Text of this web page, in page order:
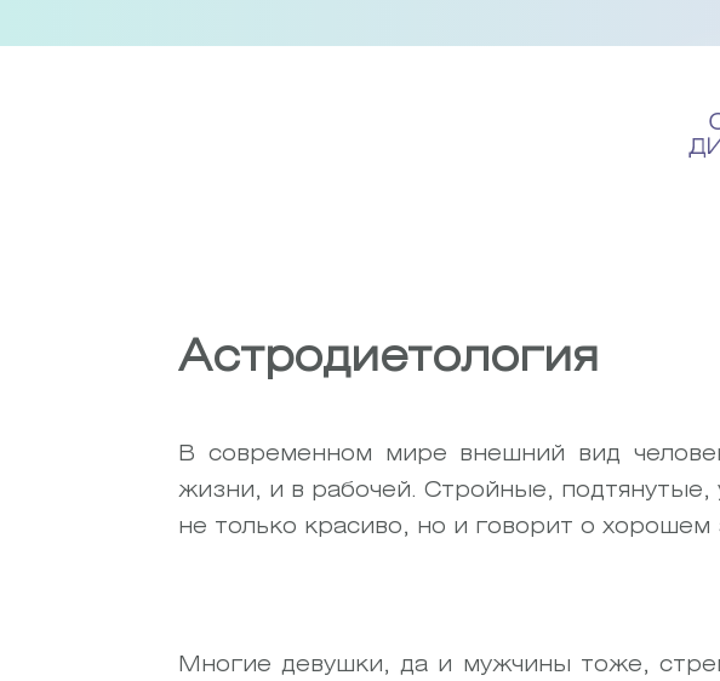
to
Астродиетология
В современном мире внешний вид
жизни, и в рабочей. Стройные,
не только красиво, но и говорит о хорошем
Многие девушки, да и мужчины тоже,